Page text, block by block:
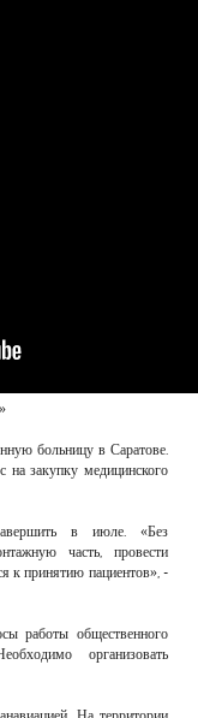
больницу в Саратове.
на закупку медицинского
в июле. «Без
часть, провести
к принятию пациентов», -
работы общественного
организовать
На территории